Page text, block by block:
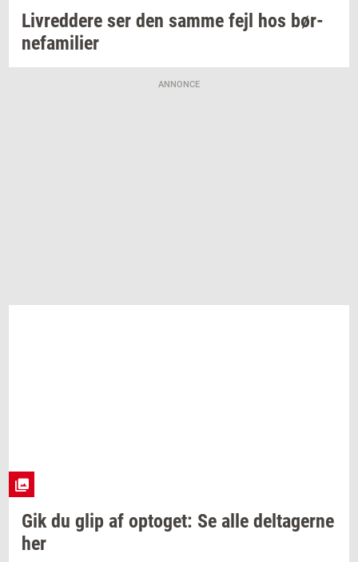
Liv­red­dere ser den samme fejl hos bør­
ne­fa­mi­li­er
ANNONCE
Gik du glip af op­to­get: Se alle del­ta­ger­ne
her